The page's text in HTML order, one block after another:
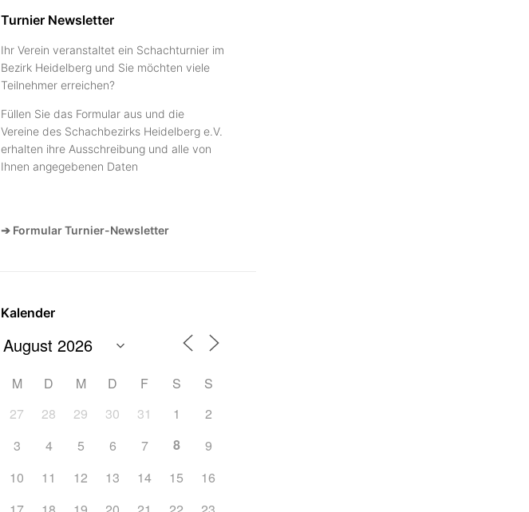
Turnier Newsletter
Ihr Verein veranstaltet ein Schachturnier im
Bezirk Heidelberg und Sie möchten viele
Teilnehmer erreichen?
Füllen Sie das Formular aus und die
Vereine des Schachbezirks Heidelberg e.V.
erhalten ihre Ausschreibung und alle von
Ihnen angegebenen Daten
➔ Formular Turnier-Newsletter
Kalender
M D M D F S
S
27
28 29 30 31 1
2
3
4 5 6 7 8
9
10
11 12 13 14 15
16